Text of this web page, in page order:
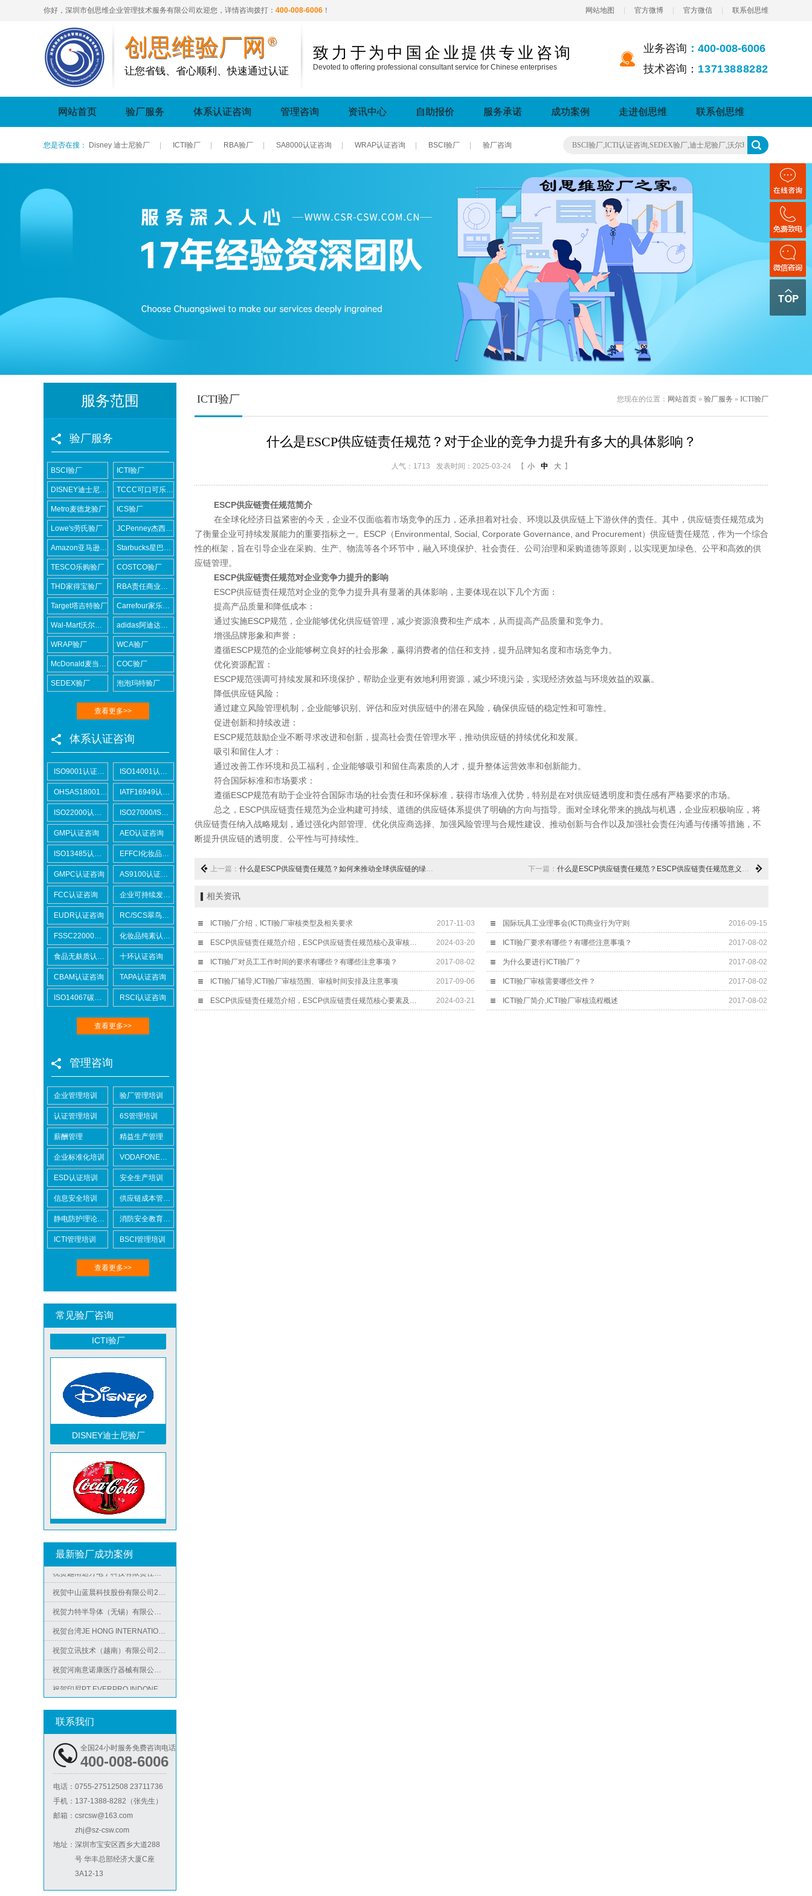
你好，深圳市创思维企业管理技术服务有限公司欢迎您，详情咨询拨打： 400-008-6006 ！ 网站地图 官方微博 官方微信 联系创思维
创思维验厂网 ®
让您省钱、省心顺利、快速通过认证
致力于为中国企业提供专业咨询
Devoted to offering professional consultant service for Chinese enterprises
业务咨询 ：400-008-6006
技术咨询： 13713888282
网站首页 验厂服务 体系认证咨询 管理咨询 资讯中心 自助报价 服务承诺 成功案例 走进创思维 联系创思维
您是否在搜： Disney 迪士尼验厂 ICTI验厂 RBA验厂 SA8000认证咨询 WRAP认证咨询 BSCI验厂 验厂咨询
服务范围
验厂服务
BSCI验厂 ICTI验厂
DISNEY迪士尼验厂 TCCC可口可乐验厂
Metro麦德龙验厂 ICS验厂
Lowe's劳氏验厂 JCPenney杰西潘尼验厂
Amazon亚马逊验厂 Starbucks星巴克验厂
TESCO乐购验厂 COSTCO验厂
THD家得宝验厂 RBA责任商业联盟认证咨询
Target塔吉特验厂 Carrefour家乐福验厂
Wal-Mart沃尔玛验厂 adidas阿迪达斯验厂
WRAP验厂 WCA验厂
McDonald麦当劳验厂 COC验厂
SEDEX验厂 泡泡玛特验厂
查看更多>>
体系认证咨询
ISO9001认证咨询 ISO14001认证咨询
OHSAS18001认证咨询 IATF16949认证咨询
ISO22000认证咨询 ISO27000/ISO27001认证咨询
GMP认证咨询 AEO认证咨询
ISO13485认证咨询 EFFCI化妆品原料认证咨询
GMPC认证咨询 AS9100认证咨询
FCC认证咨询 企业可持续发展SCORE认证咨询
EUDR认证咨询 RC/SCS翠鸟认证咨询
FSSC22000认证咨询 化妆品纯素认证咨询
食品无麸质认证咨询 十环认证咨询
CBAM认证咨询 TAPA认证咨询
ISO14067碳足迹 RSCI认证咨询
查看更多>>
管理咨询
企业管理培训 验厂管理培训
认证管理培训 6S管理培训
薪酬管理 精益生产管理
企业标准化培训 VODAFONE认证知识培训
ESD认证培训 安全生产培训
信息安全培训 供应链成本管控培训
静电防护理论培训 消防安全教育培训
ICTI管理培训 BSCI管理培训
查看更多>>
常见验厂咨询
Lowe's劳氏验厂
BSCI验厂
ICTI验厂
DISNEY迪士尼验厂
TCCC可口可乐验厂
Metro麦德龙验厂
ICS验厂
Lowe's劳氏验厂
最新验厂成功案例
祝贺中山蓝晨科技股份有限公司2026年快速通过BSCI验厂-B级
祝贺力特半导体（无锡）有限公司2026年快速通过RBA-VAP认证审核并取得170.2分
祝贺台湾JE HONG INTERNATIONAL TEXTILE CO., LTD 2026年快速通过GRS认证
祝贺立讯技术（越南）有限公司2026年快速通过RBA-VAP认证审核，斩获金牌评级！
祝贺河南意诺康医疗器械有限公司2026年快速通过GMP认证
祝贺印尼PT EVERPRO INDONESIA TECHNOLOGIES公司2026年快速通过RBA-VAP审核
祝贺泰国LIGHTUP公司2026年快速通过SCAN验厂审核并取得99分
祝贺中山蓝晨科技股份有限公司2026年快速通过BSCI验厂-B级
祝贺力特半导体（无锡）有限公司2026年快速通过RBA-VAP认证审核并取得170.2分
联系我们
全国24小时服务免费咨询电话
400-008-6006
电话： 0755-27512508 23711736
手机： 137-1388-8282（张先生）
邮箱： csrcsw@163.com
zhj@sz-csw.com
地址： 深圳市宝安区西乡大道288
号 华丰总部经济大厦C座
3A12-13
ICTI验厂 您现在的位置： 网站首页 » 验厂服务 » ICTI验厂
什么是ESCP供应链责任规范？对于企业的竞争力提升有多大的具体影响？
人气：1713 发表时间：2025-03-24 【 小 中 大 】
ESCP供应链责任规范简介
在全球化经济日益紧密的今天，企业不仅面临着市场竞争的压力，还承担着对社会、环境以及供应链上下游伙伴的责任。其中，供应链责任规范成为
了衡量企业可持续发展能力的重要指标之一。ESCP（Environmental, Social, Corporate Governance, and Procurement）供应链责任规范，作为一个综合
性的框架，旨在引导企业在采购、生产、物流等各个环节中，融入环境保护、社会责任、公司治理和采购道德等原则，以实现更加绿色、公平和高效的供
应链管理。
ESCP供应链责任规范对企业竞争力提升的影响
ESCP供应链责任规范对企业的竞争力提升具有显著的具体影响，主要体现在以下几个方面：
提高产品质量和降低成本：
通过实施ESCP规范，企业能够优化供应链管理，减少资源浪费和生产成本，从而提高产品质量和竞争力。
增强品牌形象和声誉：
遵循ESCP规范的企业能够树立良好的社会形象，赢得消费者的信任和支持，提升品牌知名度和市场竞争力。
优化资源配置：
ESCP规范强调可持续发展和环境保护，帮助企业更有效地利用资源，减少环境污染，实现经济效益与环境效益的双赢。
降低供应链风险：
通过建立风险管理机制，企业能够识别、评估和应对供应链中的潜在风险，确保供应链的稳定性和可靠性。
促进创新和持续改进：
ESCP规范鼓励企业不断寻求改进和创新，提高社会责任管理水平，推动供应链的持续优化和发展。
吸引和留住人才：
通过改善工作环境和员工福利，企业能够吸引和留住高素质的人才，提升整体运营效率和创新能力。
符合国际标准和市场要求：
遵循ESCP规范有助于企业符合国际市场的社会责任和环保标准，获得市场准入优势，特别是在对供应链透明度和责任感有严格要求的市场。
总之，ESCP供应链责任规范为企业构建可持续、道德的供应链体系提供了明确的方向与指导。面对全球化带来的挑战与机遇，企业应积极响应，将
供应链责任纳入战略规划，通过强化内部管理、优化供应商选择、加强风险管理与合规性建设、推动创新与合作以及加强社会责任沟通与传播等措施，不
断提升供应链的透明度、公平性与可持续性。
上一篇： 什么是ESCP供应链责任规范？如何来推动全球供应链的绿色转型？ 下一篇： 什么是ESCP供应链责任规范？ESCP供应链责任规范意义与价值、实施措施
相关资讯
ICTI验厂介绍，ICTI验厂审核类型及相关要求 2017-11-03 国际玩具工业理事会(ICTI)商业行为守则 2016-09-15
​ESCP供应链责任规范介绍，ESCP供应链责任规范核心及审核意义 2024-03-20 ICTI验厂要求有哪些？有哪些注意事项？ 2017-08-02
ICTI验厂对员工工作时间的要求有哪些？有哪些注意事项？ 2017-08-02 为什么要进行ICTI验厂？ 2017-08-02
ICTI验厂辅导,ICTI验厂审核范围、审核时间安排及注意事项 2017-09-06 ICTI验厂审核需要哪些文件？ 2017-08-02
ESCP供应链责任规范介绍，ESCP供应链责任规范核心要素及实施方法 2024-03-21 ICTI验厂简介,ICTI验厂审核流程概述 2017-08-02